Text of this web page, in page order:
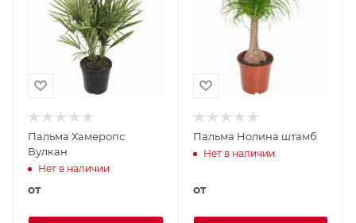
Пальма Хамеропс
Вулкан
Нет в наличии
от
Пальма Нолина штамб
Нет в наличии
от